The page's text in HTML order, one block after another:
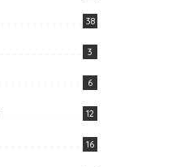
38
3
6
12
16